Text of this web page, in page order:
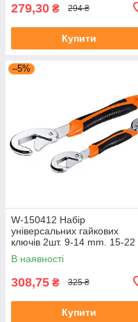
279,30 ₴ 294 ₴
Купити
–5%
W-150412 Набір
універсальних гайкових
ключів 2шт. 9-14 mm. 15-22
mm. 23-32 mm.
В наявності
308,75 ₴ 325 ₴
Купити